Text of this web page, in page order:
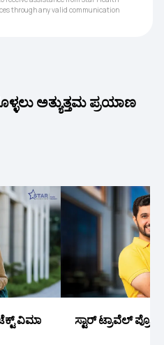
through any valid communication
ಅತ್ಯುತ್ತಮ ಪ್ರಯಾಣ
ವಿಮಾ
ಸ್ಟಾರ್ ಟ್ರಾವೆಲ್